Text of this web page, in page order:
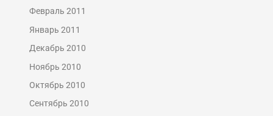
Февраль 2011
Январь 2011
Декабрь 2010
Ноябрь 2010
Октябрь 2010
Сентябрь 2010